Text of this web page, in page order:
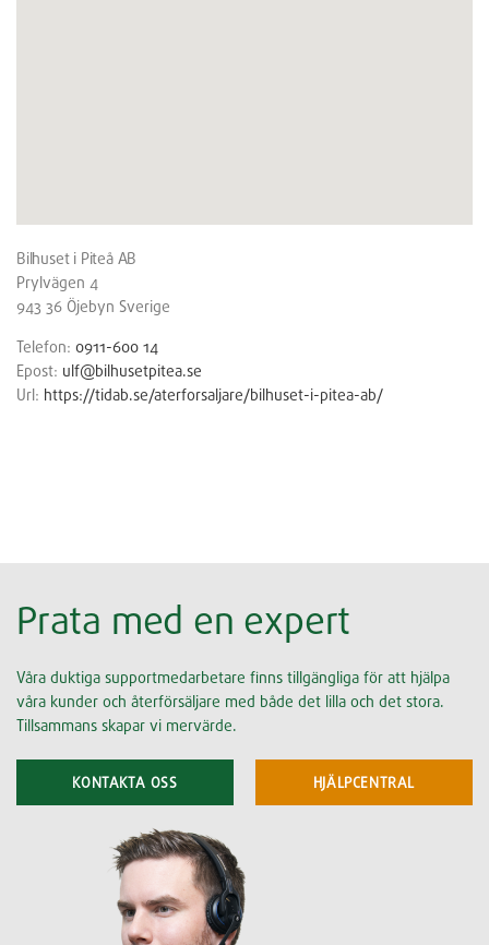
Bilhuset i Piteå AB
Prylvägen 4
943 36 Öjebyn Sverige
Telefon: 0911-600 14
Epost: ulf@bilhusetpitea.se
Url: https://tidab.se/aterforsaljare/bilhuset-i-pitea-ab/
Prata med en expert
Våra duktiga supportmedarbetare finns tillgängliga för att hjälpa
våra kunder och återförsäljare med både det lilla och det stora.
Tillsammans skapar vi mervärde.
KONTAKTA OSS HJÄLPCENTRAL